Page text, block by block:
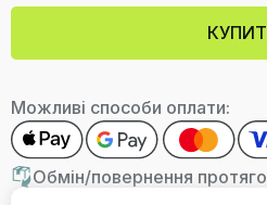
Можливі способи оплати:
Обмін/повернення